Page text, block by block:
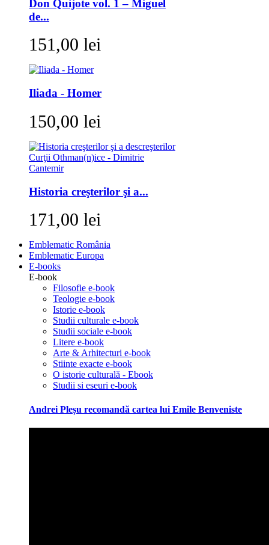
Don Quijote vol. 1 – Miguel
de...
151,00 lei
Iliada - Homer
150,00 lei
Historia creşterilor şi a...
171,00 lei
Emblematic România
Emblematic Europa
E-books
E-book
Filosofie e-book
Teologie e-book
Istorie e-book
Studii culturale e-book
Studii sociale e-book
Litere e-book
Arte & Arhitecturi e-book
Stiinte exacte e-book
O istorie culturală - Ebook
Studii si eseuri e-book
Andrei Pleșu recomandă cartea lui Emile Benveniste